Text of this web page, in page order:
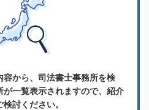
から、司法書士事務所を検
一覧表示されますので、紹介
討ください。